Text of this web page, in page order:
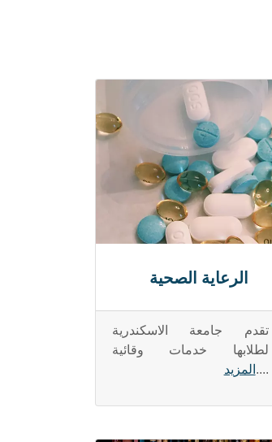
الرعاية الصحية
تقدم جامعة الاسكندرية
لطلابها خدمات وقائية
.... المزيد